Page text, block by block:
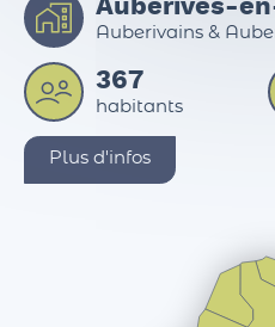
Auberives-
Auberivains &
367
habitants